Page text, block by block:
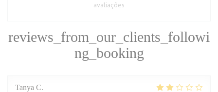
reviews_from_our_clients_followi
ng_booking
Tanya C
avaliações